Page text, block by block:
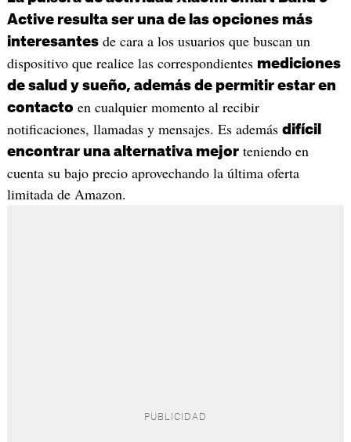
Active resulta ser una de las opciones más
interesantesde cara a los usuarios que buscan un
dispositivo que realice las correspondientes mediciones
de salud y sueño, además de permitir estar en
contacto en cualquier momento al recibir
notificaciones, llamadas y mensajes. Es además difícil
encontrar una alternativa mejorteniendo en
cuenta su bajo precio aprovechando la última oferta
limitada de Amazon.